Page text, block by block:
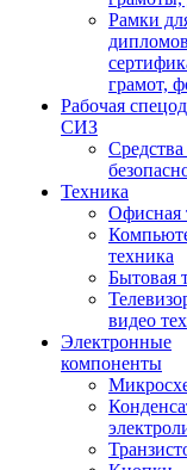
Рамки
грамот,
Рабочая
СИЗ
Техника
Офисная
техника
Бытовая
видео
Электронные
компоненты